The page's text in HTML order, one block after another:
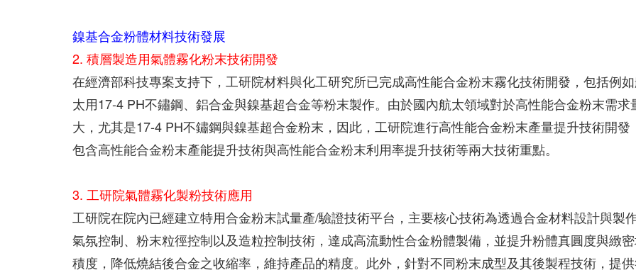
鎳基合金粉體材料技術發展
2. 積層製造用氣體霧化粉末技術開發
在經濟部科技專案支持下，工研院材料與化工研究所已完成高性能合金粉末霧化技術開發，包括例
太用17-4 PH不鏽鋼、鋁合金與鎳基超合金等粉末製作。由於國內航太領域對於高性能合金粉末需求
大，尤其是17-4 PH不鏽鋼與鎳基超合金粉末，因此，工研院進行高性能合金粉末產量提升技術開發
包含高性能合金粉末產能提升技術與高性能合金粉末利用率提升技術等兩大技術重點。
3. 工研院氣體霧化製粉技術應用
工研院在院內已經建立特用合金粉末試量產/驗證技術平台，主要核心技術為透過合金材料設計與製作
氣氛控制、粉末粒徑控制以及造粒控制技術，達成高流動性合金粉體製備，並提升粉體真圓度與緻
積度，降低燒結後合金之收縮率，維持產品的精度。此外，針對不同粉末成型及其後製程技術，提